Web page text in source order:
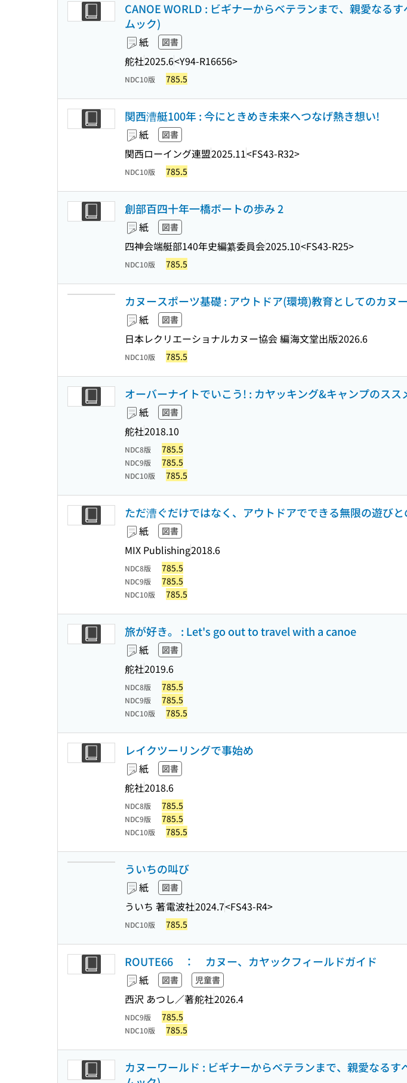
CANOE WORLD : ビギナーからベテランまで、親愛なる
ムック)
紙 図書
舵社2025.6<Y94-R16656>
NDC10版 785.5
関西漕艇100年 : 今にときめき未来へつなげ熱き想い!
紙 図書
関西ローイング連盟2025.11<FS43-R32>
NDC10版 785.5
創部百四十年一橋ボートの歩み 2
紙 図書
四神会端艇部140年史編纂委員会2025.10<FS43-R25>
NDC10版 785.5
カヌースポーツ基礎 : アウトドア(環境)教育としてのカヌ
紙 図書
日本レクリエーショナルカヌー協会 編海文堂出版2026.6
NDC10版 785.5
オーバーナイトでいこう! : カヤッキング&キャンプのスス
紙 図書
舵社2018.10
NDC8版 785.5
NDC9版 785.5
NDC10版 785.5
ただ漕ぐだけではなく、アウトドアでできる無限の遊びと
紙 図書
MIX Publishing2018.6
NDC8版 785.5
NDC9版 785.5
NDC10版 785.5
旅が好き。 : Let's go out to travel with a canoe
紙 図書
舵社2019.6
NDC8版 785.5
NDC9版 785.5
NDC10版 785.5
レイクツーリングで事始め
紙 図書
舵社2018.6
NDC8版 785.5
NDC9版 785.5
NDC10版 785.5
ういちの叫び
紙 図書
ういち 著電波社2024.7<FS43-R4>
NDC10版 785.5
ROUTE66 ： カヌー、カヤックフィールドガイド
紙 図書 児童書
西沢 あつし／著舵社2026.4
NDC9版 785.5
NDC10版 785.5
カヌーワールド : ビギナーからベテランまで、親愛なる